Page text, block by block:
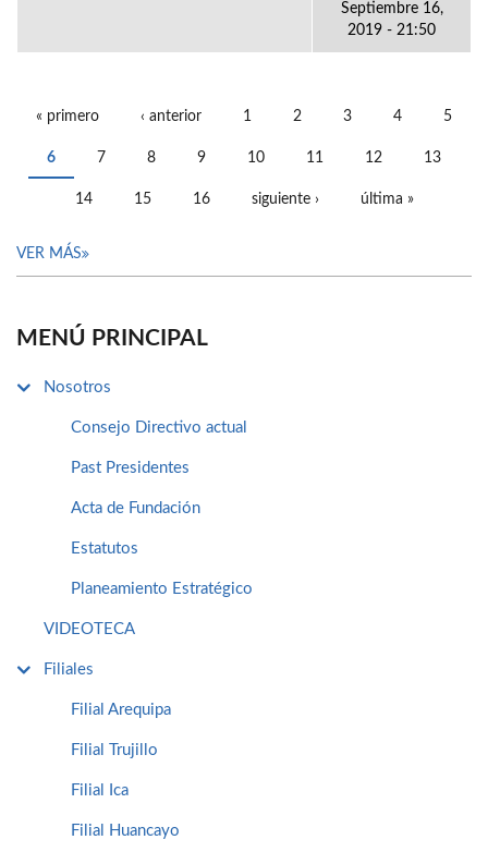
Septiembre 16,
2019 - 21:50
« primero ‹ anterior 1 2 3 4 5
6 7 8 9 10 11 12 13
14 15 16 siguiente › última »
VER MÁS
MENÚ PRINCIPAL
Nosotros
Consejo Directivo actual
Past Presidentes
Acta de Fundación
Estatutos
Planeamiento Estratégico
VIDEOTECA
Filiales
Filial Arequipa
Filial Trujillo
Filial Ica
Filial Huancayo